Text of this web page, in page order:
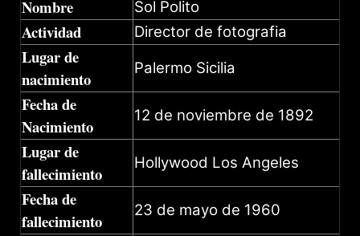
Nombre Sol Polito
Actividad Director de fotografia
Lugar de
nacimiento
Palermo Sicilia
Fecha de
Nacimiento
12 de noviembre de 1892
Lugar de
fallecimiento
Hollywood Los Angeles
Fecha de
fallecimiento
23 de mayo de 1960